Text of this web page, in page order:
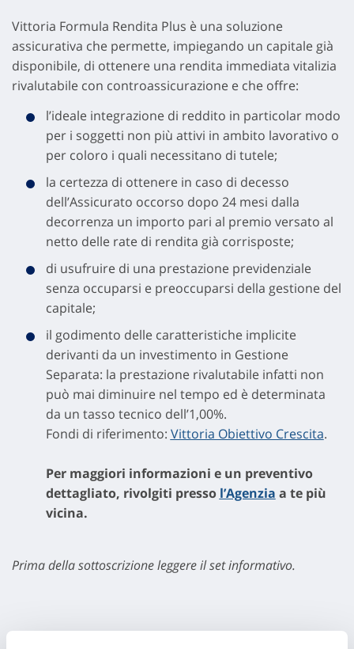
Vittoria Formula Rendita Plus è una soluzione
assicurativa che permette, impiegando un capitale già
disponibile, di ottenere una rendita immediata vitalizia
rivalutabile con controassicurazione e che offre:
l’ideale integrazione di reddito in particolar modo
per i soggetti non più attivi in ambito lavorativo o
per coloro i quali necessitano di tutele;
la certezza di ottenere in caso di decesso
dell’Assicurato occorso dopo 24 mesi dalla
decorrenza un importo pari al premio versato al
netto delle rate di rendita già corrisposte;
di usufruire di una prestazione previdenziale
senza occuparsi e preoccuparsi della gestione del
capitale;
il godimento delle caratteristiche implicite
derivanti da un investimento in Gestione
Separata: la prestazione rivalutabile infatti non
può mai diminuire nel tempo ed è determinata
da un tasso tecnico dell’1,00%.
Fondi di riferimento: Vittoria Obiettivo Crescita.
Per maggiori informazioni e un preventivo
dettagliato, rivolgiti presso l’Agenzia a te più
vicina.
Prima della sottoscrizione leggere il set informativo.